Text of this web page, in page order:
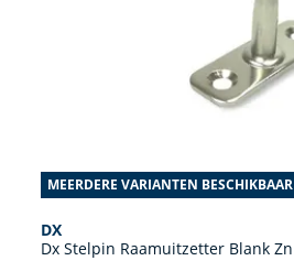
MEERDERE VARIANTEN BESCHIKBAAR
DX
Dx Stelpin Raamuitzetter Blank Zn